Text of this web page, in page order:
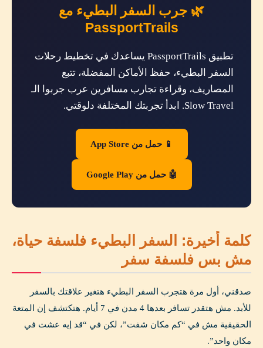
🌿 جرب السفر البطيء مع
PassportTrails
تطبيق PassportTrails يساعدك في تخطيط رحلات
السفر البطيء، حفظ الأماكن المفضلة، تتبع
المصاريف، وقراءة تجارب مسافرين عرب جربوا الـ
Slow Travel. ابدأ تجربتك المختلفة دلوقتي.
📱 حمل من App Store
🤖 حمل من Google Play
كلمة أخيرة: السفر البطيء فلسفة حياة،
مش بس فلسفة سفر
صدقني، أول مرة هتجرب السفر البطيء هتغير علاقتك بالسفر
للأبد. مش هتقدر تسافر بعدها 4 مدن في 7 أيام. هتكتشف إن المتعة
الحقيقية مش في “كم مكان شفت”، لكن في “قد إيه عشت في
مكان واحد”.